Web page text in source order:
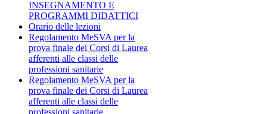
INSEGNAMENTO E
PROGRAMMI DIDATTICI
Orario delle lezioni
Regolamento MeSVA per la
prova finale dei Corsi di Laurea
afferenti alle classi delle
professioni sanitarie
Regolamento MeSVA per la
prova finale dei Corsi di Laurea
afferenti alle classi delle
professioni sanitarie